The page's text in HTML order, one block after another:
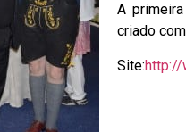
A
criado
Site:http://